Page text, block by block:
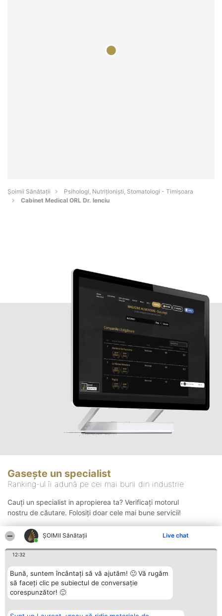
ŞOIMII Sănătații Live chat
12:32
Bună, suntem încântați să vă ajutăm! 🙂 Vă rugăm
să faceți clic pe subiectul de conversație
corespunzător! 🙂
Şoimii Sănătații
Psihologi, Nutriționiști, Stomatologi - Timişoara
Cabinet Medical ORL Dr. Ienciu
Gasește un specialist
Ranking-ul îi adună pe cei mai buni din industrie
Cauți un specialist in apropierea ta? Verificați motorul
nostru de căutare. Folosiți doar cele mai bune servicii!